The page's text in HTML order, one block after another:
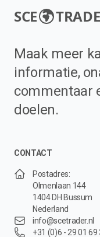
SCE
Maak meer
informatie,
commentaar
doelen.
CONTACT
Postadres:
Olmenlaan 144
1404 DH Bussum
Nederland
info@scetrader.nl
+31 (0)6 - 29 01 69